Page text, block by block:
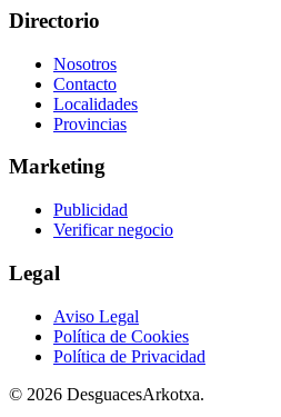
Directorio
Nosotros
Contacto
Localidades
Provincias
Marketing
Publicidad
Verificar negocio
Legal
Aviso Legal
Política de Cookies
Política de Privacidad
© 2026 DesguacesArkotxa.